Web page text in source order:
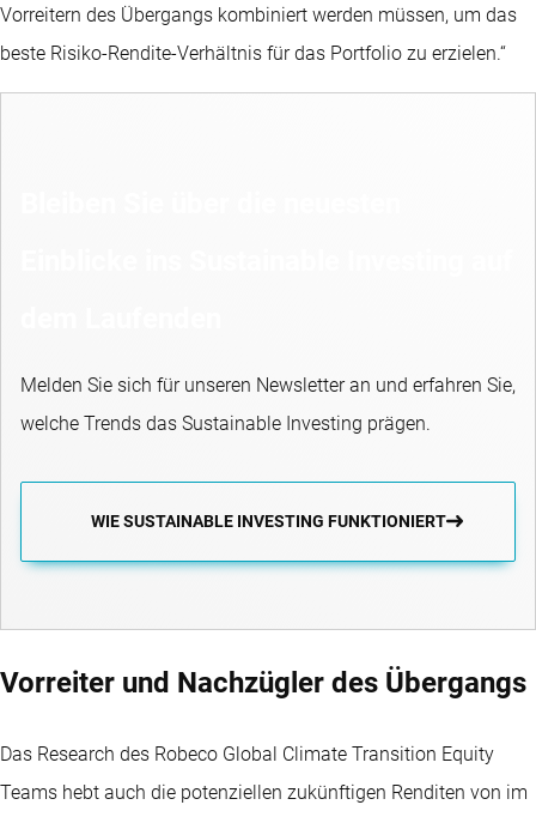
Vorreitern des Übergangs kombiniert werden müssen, um das
beste Risiko-Rendite-Verhältnis für das Portfolio zu erzielen.“
Melden Sie sich für unseren Newsletter an und erfahren Sie,
welche Trends das Sustainable Investing prägen.
WIE SUSTAINABLE INVESTING FUNKTIONIERT
Vorreiter und Nachzügler des Übergangs
Das Research des Robeco Global Climate Transition Equity
Teams hebt auch die potenziellen zukünftigen Renditen von im